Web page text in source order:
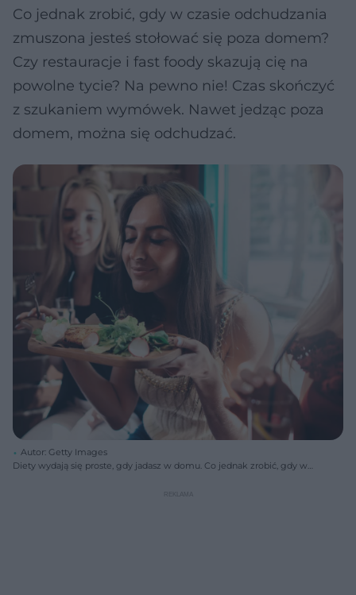
Co jednak zrobić, gdy w czasie odchudzania
zmuszona jesteś stołować się poza domem?
Czy restauracje i fast foody skazują cię na
powolne tycie? Na pewno nie! Czas skończyć
z szukaniem wymówek. Nawet jedząc poza
domem, można się odchudzać.
Autor: Getty Images
Diety wydają się proste, gdy jadasz w domu. Co jednak zrobić, gdy w
restauracje i fast foody skazują cię na powolne tycie? Na pewno nie!